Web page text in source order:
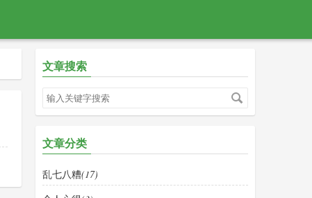
文章搜索
文章分类
乱七八糟(17)